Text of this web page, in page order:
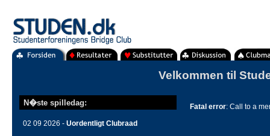
Velkommen til
N�ste spilledag:
02 09 2026 - Uordentligt Clubraad
Fatal error: Call to a